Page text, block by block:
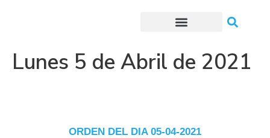
Lunes 5 de Abril de 2021
ORDEN DEL DIA 05-04-2021